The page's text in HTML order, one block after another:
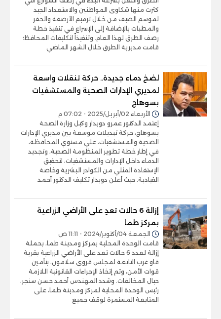
كثرت منها شكاوى المواطنين والاستعداد الجيد
لموسم الصيف من خلال ترميم الأرصفة والحفر
والمطبات بالإضافة إلى الإسراع في تنفيذ خطة
رصف الطرق لهذا العام. وتنفيذاً لتكليفات المحافظ؛
قامت مديرية الطرق خلال الشهر الماضي
لضخ دماء جديدة.. حركة تنقلات واسعة
لمديري الإدارات الصحية والمستشفيات
بسوهاج
الأربعاء 02/أبريل/2025 - 07:02 م
إعتمد الدكتور عمرو دويدار وكيل وزارة الصحة
بسوهاج، حركة تبديلات موسعة بين مديري الإدارات
الصحية والمستشفيات، علي مستوي المحافظة،
في إطار خطة تطوير المنظومة الصحية، وتجديد
الدماء داخل الإدارات والمستشفيات، لتحقيق
الإستفادة المثلي من الكوادر البشرية وخاصة
القيادية. حيث أعلن دويدار تكليف الدكتور أحمد
إزالة 6 حالات تعدٍ على الأراضي الزراعية
بمركز طما
الجمعة 04/أكتوبر/2024 - 11:11 ص
قامت الوحدة المحلية بمركز ومدينة طما، بحملة
إزالة لعدد 6 حالات تعد على الأراضي الزراعية بقرية
قاو غرب التابعة لمجلس قروى سلامون، بتأمين
قوات الأمن، وتم إتخاذ الإجراءات القانونية اللازمة
حيال المخالفات. وشدد المهندس أحمد حسن سنجر،
رئيس الوحدة المحلية لمركز ومدينة طما، على
المتابعة المستمرة لوقف جميع